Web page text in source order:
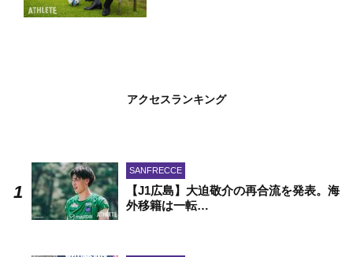
アクセスランキング
SANFRECCE
【J1広島】大迫敬介の再合流を発表。海
外移籍は一転…